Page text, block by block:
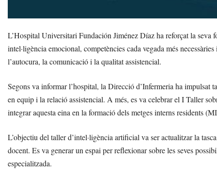
L’Hospital Universitari Fundación Jiménez Díaz ha reforçat la
intel·ligència emocional, competències cada vegada més
l’autocura, la comunicació i la qualitat assistencial.
Segons va informar l’hospital, la Direcció d’Infermeria ha impulsat
en equip i la relació assistencial. A més, es va celebrar el I Taller
integrar aquesta eina en la formació dels metges interns residents
L’objectiu del taller d’intel·ligència artificial va ser actualitzar la
docent. Es va generar un espai per reflexionar sobre les seves
especialitzada.